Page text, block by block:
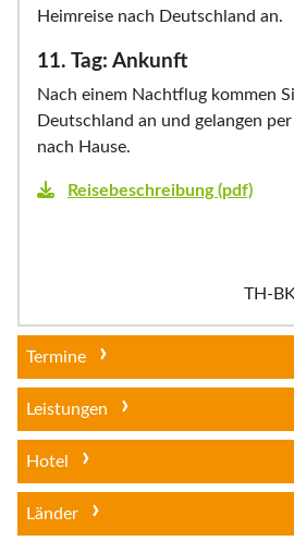
Heimreise nach Deutschland an.
11. Tag: Ankunft
Nach einem Nachtflug kommen
Deutschland an und gelangen
nach Hause.
Reisebeschreibung (pdf)
TH-
Termine
Leistungen
Hotel
Länder